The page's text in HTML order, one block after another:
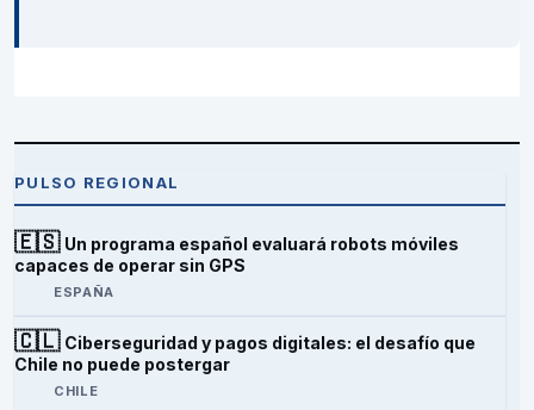
PULSO REGIONAL
🇪🇸 Un programa español evaluará robots móviles
capaces de operar sin GPS
ESPAÑA
🇨🇱 Ciberseguridad y pagos digitales: el desafío que
Chile no puede postergar
CHILE